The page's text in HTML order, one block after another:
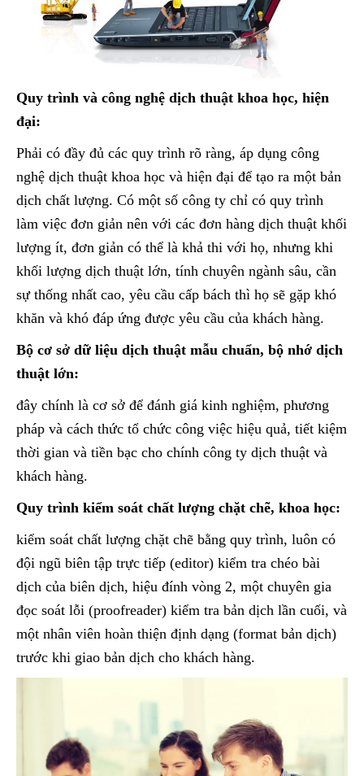
Quy trình và công nghệ dịch thuật khoa học, hiện
đại:
Phải có đầy đủ các quy trình rõ ràng, áp dụng công
nghệ dịch thuật khoa học và hiện đại để tạo ra một bản
dịch chất lượng. Có một số công ty chỉ có quy trình
làm việc đơn giản nên với các đơn hàng dịch thuật khối
lượng ít, đơn giản có thể là khả thi với họ, nhưng khi
khối lượng dịch thuật lớn, tính chuyên ngành sâu, cần
sự thống nhất cao, yêu cầu cấp bách thì họ sẽ gặp khó
khăn và khó đáp ứng được yêu cầu của khách hàng.
Bộ cơ sở dữ liệu dịch thuật mẫu chuẩn, bộ nhớ dịch
thuật lớn:
đây chính là cơ sở để đánh giá kinh nghiệm, phương
pháp và cách thức tổ chức công việc hiệu quả, tiết kiệm
thời gian và tiền bạc cho chính công ty dịch thuật và
khách hàng.
Quy trình kiểm soát chất lượng chặt chẽ, khoa học:
kiểm soát chất lượng chặt chẽ bằng quy trình, luôn có
đội ngũ biên tập trực tiếp (editor) kiểm tra chéo bài
dịch của biên dịch, hiệu đính vòng 2, một chuyên gia
đọc soát lỗi (proofreader) kiểm tra bản dịch lần cuối, và
một nhân viên hoàn thiện định dạng (format bản dịch)
trước khi giao bản dịch cho khách hàng.